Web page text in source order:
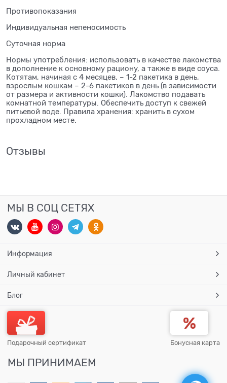
Противопоказания
Индивидуальная непеносимость
Суточная норма
Нормы употребления: использовать в качестве лакомства
в дополнение к основному рациону, а также в виде соуса.
Котятам, начиная с 4 месяцев, – 1-2 пакетика в день,
взрослым кошкам – 2-6 пакетиков в день (в зависимости
от размера и активности кошки). Лакомство подавать
комнатной температуры. Обеспечить доступ к свежей
питьевой воде. Правила хранения: хранить в сухом
прохладном месте.
Отзывы
МЫ В СОЦ СЕТЯХ
Информация
Личный кабинет
Блог
Подарочный сертификат Бонусная карта
МЫ ПРИНИМАЕМ